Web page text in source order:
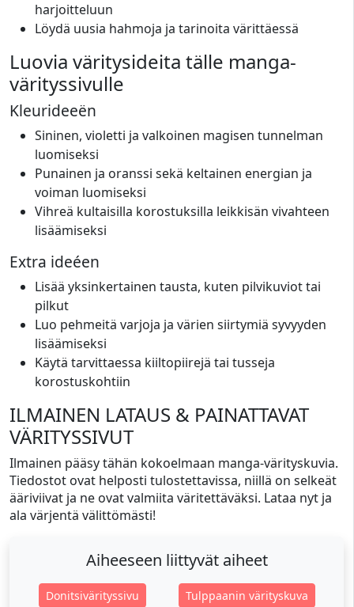
harjoitteluun
Löydä uusia hahmoja ja tarinoita värittäessä
Luovia väritysideita tälle manga-
värityssivulle
Kleurideeën
Sininen, violetti ja valkoinen magisen tunnelman
luomiseksi
Punainen ja oranssi sekä keltainen energian ja
voiman luomiseksi
Vihreä kultaisilla korostuksilla leikkisän vivahteen
lisäämiseksi
Extra ideéen
Lisää yksinkertainen tausta, kuten pilvikuviot tai
pilkut
Luo pehmeitä varjoja ja värien siirtymiä syvyyden
lisäämiseksi
Käytä tarvittaessa kiiltopiirejä tai tusseja
korostuskohtiin
ILMAINEN LATAUS & PAINATTAVAT
VÄRITYSSIVUT
Ilmainen pääsy tähän kokoelmaan manga-värityskuvia.
Tiedostot ovat helposti tulostettavissa, niillä on selkeät
ääriviivat ja ne ovat valmiita väritettäväksi. Lataa nyt ja
ala värjentä välittömästi!
Aiheeseen liittyvät aiheet
Donitsivärityssivu
Tulppaanin värityskuva